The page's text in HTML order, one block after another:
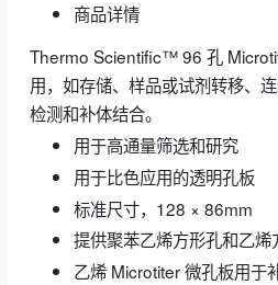
商品详情
Thermo Scientific™ 96 孔
用，如存储、样品或试剂转移、
检测和补体结合。
用于高通量筛选和研究
用于比色应用的透明孔板
标准尺寸，128 × 86mm
提供聚苯乙烯方形孔和乙烯
乙烯 Microtiter 微孔板用于